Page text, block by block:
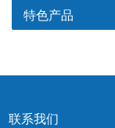
特色产品
联系我们